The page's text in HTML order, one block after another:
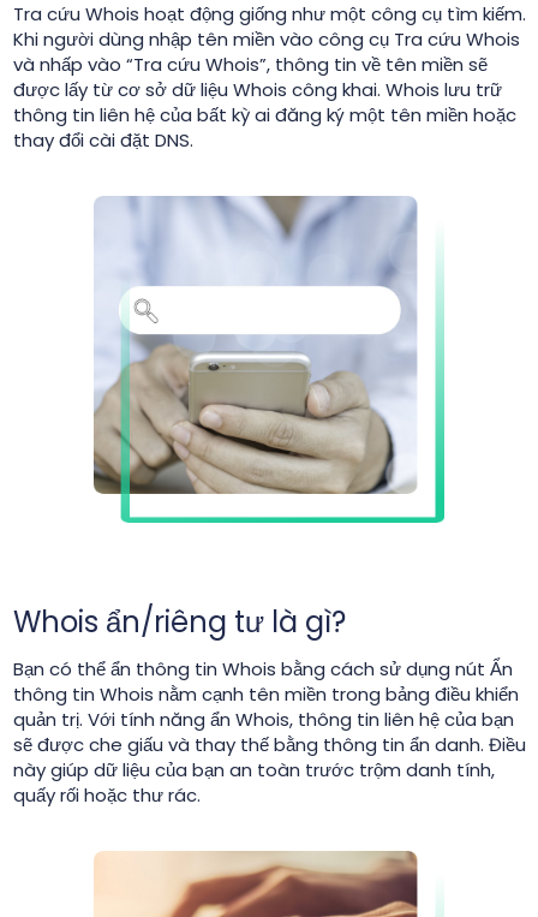
Tra cứu Whois hoạt động giống như một công cụ tìm kiếm.
Khi người dùng nhập tên miền vào công cụ Tra cứu Whois
và nhấp vào “Tra cứu Whois”, thông tin về tên miền sẽ
được lấy từ cơ sở dữ liệu Whois công khai. Whois lưu trữ
thông tin liên hệ của bất kỳ ai đăng ký một tên miền hoặc
thay đổi cài đặt DNS.
Whois ẩn/riêng tư là gì?
Bạn có thể ẩn thông tin Whois bằng cách sử dụng nút Ẩn
thông tin Whois nằm cạnh tên miền trong bảng điều khiển
quản trị. Với tính năng ẩn Whois, thông tin liên hệ của bạn
sẽ được che giấu và thay thế bằng thông tin ẩn danh. Điều
này giúp dữ liệu của bạn an toàn trước trộm danh tính,
quấy rối hoặc thư rác.